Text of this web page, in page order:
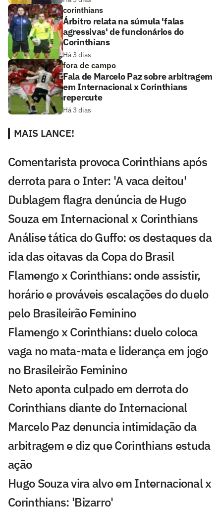
corinthians
Árbitro relata na súmula 'falas
agressivas' de funcionários do
Corinthians
Há 3 dias
fora de campo
Fala de Marcelo Paz sobre arbitragem
em Internacional x Corinthians
repercute
Há 3 dias
MAIS LANCE!
Comentarista provoca Corinthians após
derrota para o Inter: 'A vaca deitou'
Dublagem flagra denúncia de Hugo
Souza em Internacional x Corinthians
Análise tática do Guffo: os destaques da
ida das oitavas da Copa do Brasil
Flamengo x Corinthians: onde assistir,
horário e prováveis escalações do duelo
pelo Brasileirão Feminino
Flamengo x Corinthians: duelo coloca
vaga no mata-mata e liderança em jogo
no Brasileirão Feminino
Neto aponta culpado em derrota do
Corinthians diante do Internacional
Marcelo Paz denuncia intimidação da
arbitragem e diz que Corinthians estuda
ação
Hugo Souza vira alvo em Internacional x
Corinthians: 'Bizarro'